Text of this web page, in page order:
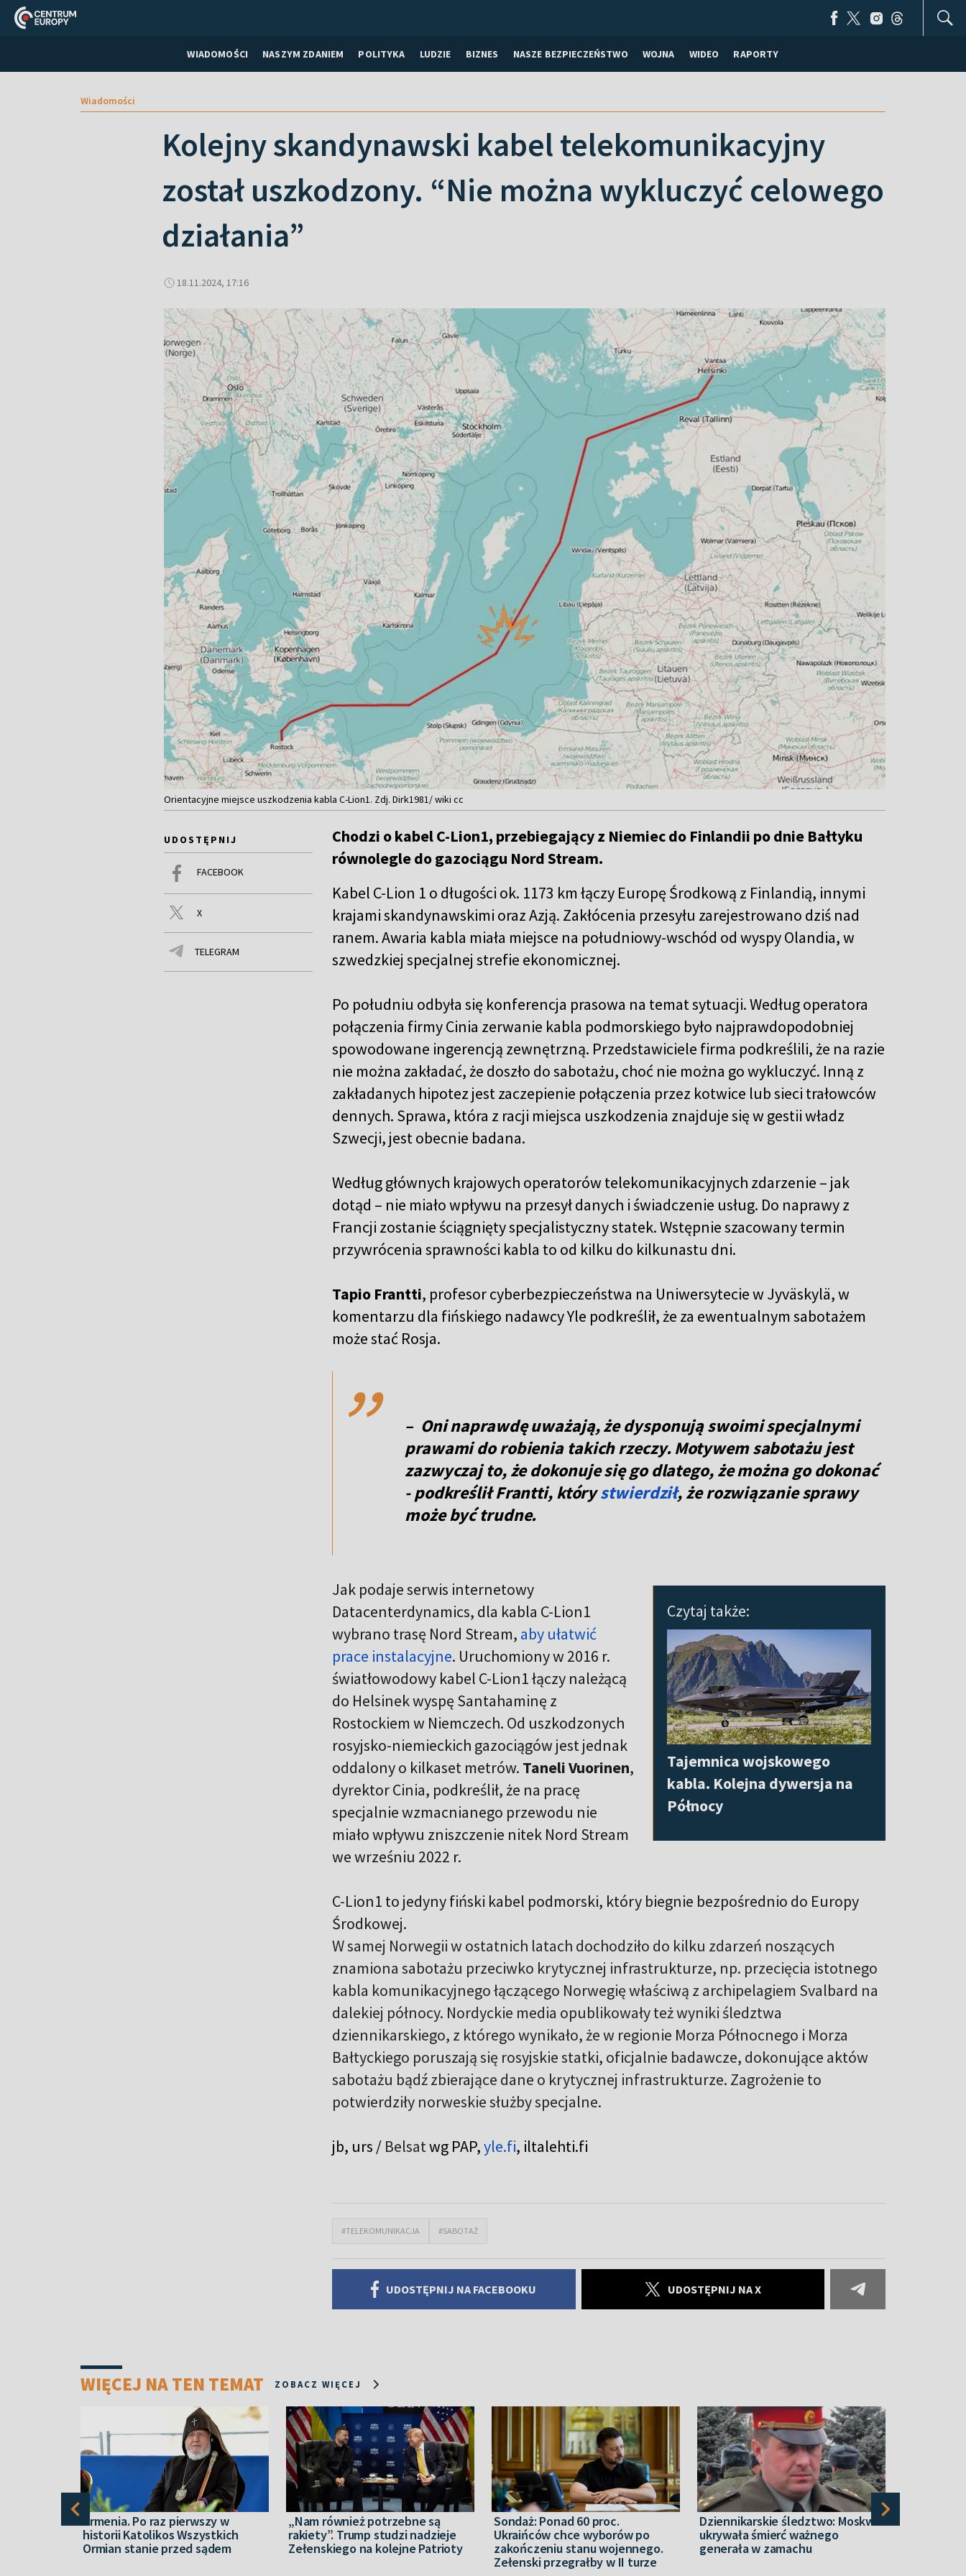
WIADOMOŚCI NASZYM ZDANIEM POLITYKA LUDZIE BIZNES NASZE BEZPIECZEŃSTWO WOJNA WIDEO RAPORTY
Wiadomości
Kolejny skandynawski kabel telekomunikacyjny
został uszkodzony. “Nie można wykluczyć celowego
działania”
18.11.2024, 17:16
Orientacyjne miejsce uszkodzenia kabla C-Lion1. Zdj. Dirk1981/ wiki cc
UDOSTĘPNIJ
FACEBOOK
X
TELEGRAM
Chodzi o kabel C-Lion1, przebiegający z Niemiec do Finlandii po dnie Bałtyku
równolegle do gazociągu Nord Stream.
Kabel C-Lion 1 o długości ok. 1173 km łączy Europę Środkową z Finlandią, innymi
krajami skandynawskimi oraz Azją. Zakłócenia przesyłu zarejestrowano dziś nad
ranem. Awaria kabla miała miejsce na południowy-wschód od wyspy Olandia,w
szwedzkiej specjalnej strefie ekonomicznej.
Po południu odbyła się konferencja prasowa na temat sytuacji. Według operatora
połączenia firmy Cinia zerwanie kabla podmorskiego było najprawdopodobniej
spowodowane ingerencją zewnętrzną. Przedstawiciele firma podkreślili, że na razie
nie można zakładać, że doszło do sabotażu, choć nie można go wykluczyć. Inną z
zakładanych hipotez jest zaczepienie połączenia przez kotwice lub sieci trałowców
dennych. Sprawa, która z racji miejsca uszkodzenia znajduje się w gestii władz
Szwecji, jest obecnie badana.
Według głównych krajowych operatorów telekomunikacyjnych zdarzenie – jak
dotąd – nie miało wpływu na przesył danych i świadczenie usług. Do naprawy z
Francji zostanie ściągnięty specjalistyczny statek. Wstępnie szacowany termin
przywrócenia sprawności kabla to od kilku do kilkunastu dni.
Tapio Frantti, profesor cyberbezpieczeństwa na Uniwersytecie w Jyväskylä, w
komentarzu dla fińskiego nadawcy Yle podkreślił, że za ewentualnym sabotażem
może stać Rosja.
,,
– Oni naprawdę uważają, że dysponują swoimi specjalnymi
prawami do robienia takich rzeczy. Motywem sabotażu jest
zazwyczaj to, że dokonuje się go dlatego, że można go dokonać
- podkreślił Frantti, którystwierdził, że rozwiązanie sprawy
może być trudne.
Czytaj także:
Tajemnica wojskowego
kabla. Kolejna dywersja na
Północy
Jak podaje serwis internetowy
Datacenterdynamics, dla kabla C-Lion1
wybrano trasę Nord Stream, aby ułatwić
prace instalacyjne. Uruchomiony w 2016 r.
światłowodowy kabel C-Lion1 łączy należącą
do Helsinek wyspę Santahaminę z
Rostockiem w Niemczech. Od uszkodzonych
rosyjsko-niemieckich gazociągów jest jednak
oddalony o kilkaset metrów. Taneli Vuorinen,
dyrektor Cinia, podkreślił, że na pracę
specjalnie wzmacnianego przewodu nie
miało wpływu zniszczenie nitek Nord Stream
we wrześniu 2022 r.
C-Lion1 to jedyny fiński kabel podmorski, który biegnie bezpośrednio do Europy
Środkowej.
W samej Norwegii w ostatnich latach dochodziło do kilku zdarzeń noszących
znamiona sabotażu przeciwko krytycznej infrastrukturze, np. przecięcia istotnego
kabla komunikacyjnego łączącego Norwegię właściwą z archipelagiem Svalbard na
dalekiej północy. Nordyckie media opublikowały też wyniki śledztwa
dziennikarskiego, z którego wynikało, że w regionie Morza Północnego i Morza
Bałtyckiego poruszają się rosyjskie statki, oficjalnie badawcze, dokonujące aktów
sabotażu bądź zbierające dane o krytycznej infrastrukturze. Zagrożenie to
potwierdziły norweskie służby specjalne.
jb, urs / Belsatwg PAP,yle.fi, iltalehti.fi
#TELEKOMUNIKACJA #SABOTAŻ
UDOSTĘPNIJ NA FACEBOOKU UDOSTĘPNIJ NA X
WIĘCEJ NA TEN TEMAT ZOBACZ WIĘCEJ
Armenia. Po raz pierwszy w
historii Katolikos Wszystkich
Ormian stanie przed sądem
„Nam również potrzebne są
rakiety”. Trump studzi nadzieje
Zełenskiego na kolejne Patrioty
Sondaż: Ponad 60 proc.
Ukraińców chce wyborów po
zakończeniu stanu wojennego.
Zełenski przegrałby w II turze
Dziennikarskie śledztwo: Moskwa
ukrywała śmierć ważnego
generała w zamachu